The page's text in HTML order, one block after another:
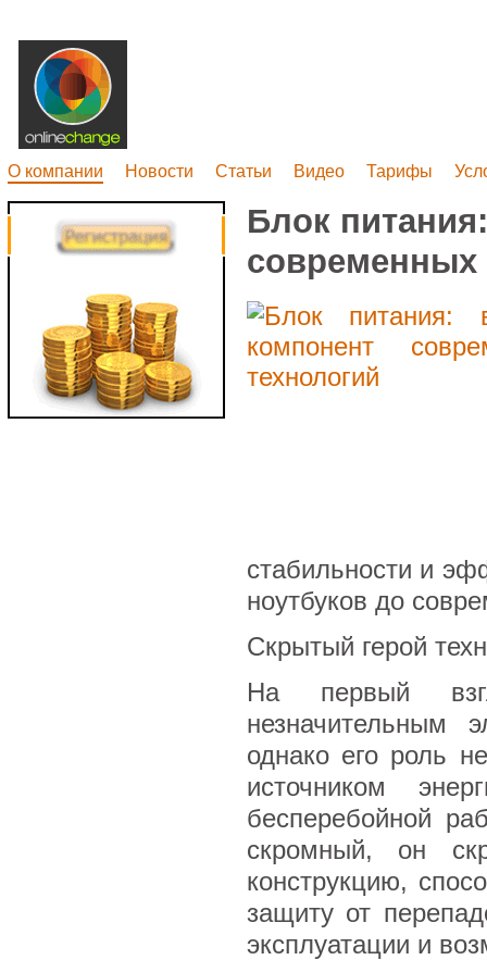
О компании Новости Статьи Видео Тарифы
Блок
современных
стабильности и
ноутбуков до
Скрытый герой
На первый
незначительным
однако его роль
источником
бесперебойной
скромный, он
конструкцию,
защиту от
эксплуатации и